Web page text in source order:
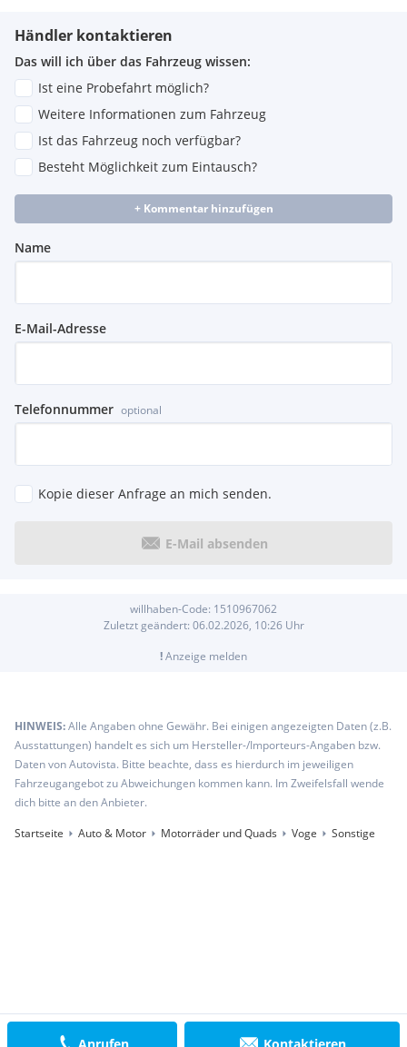
Anrufen Kontaktieren
Händler kontaktieren
Das will ich über das Fahrzeug wissen:
Ist eine Probefahrt möglich?
Weitere Informationen zum Fahrzeug
Ist das Fahrzeug noch verfügbar?
Besteht Möglichkeit zum Eintausch?
+ Kommentar hinzufügen
Name
E-Mail-Adresse
Telefonnummer optional
Kopie dieser Anfrage an mich senden.
E-Mail absenden
willhaben-Code: 1510967062
Zuletzt geändert: 06.02.2026, 10:26Uhr
!Anzeige melden
HINWEIS:Alle Angaben ohne Gewähr. Bei einigen angezeigten Daten (z.B.
Ausstattungen) handelt es sich um Hersteller-/Importeurs-Angaben bzw.
Daten von Autovista. Bitte beachte, dass es hierdurch im jeweiligen
Fahrzeugangebot zu Abweichungen kommen kann. Im Zweifelsfall wende
dich bitte an den Anbieter.
Startseite
Auto & Motor Motorräder und Quads Voge Sonstige